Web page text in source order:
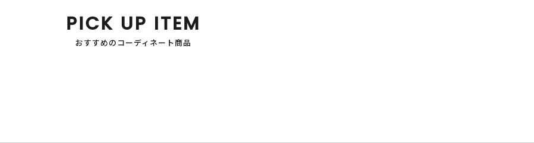
PICK UP ITEM
おすすめのコーディネート商品